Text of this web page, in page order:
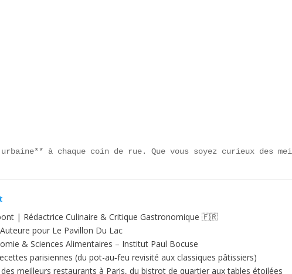
à chaque coin de rue. Que vous soyez curieux
| Rédactrice Culinaire & Critique Gastronomique 🇫🇷
pour Le Pavillon Du Lac
& Sciences Alimentaires – Institut Paul Bocuse
parisiennes (du pot-au‑feu revisité aux classiques pâtissiers)
meilleurs restaurants à Paris, du bistrot de quartier aux tables étoilées